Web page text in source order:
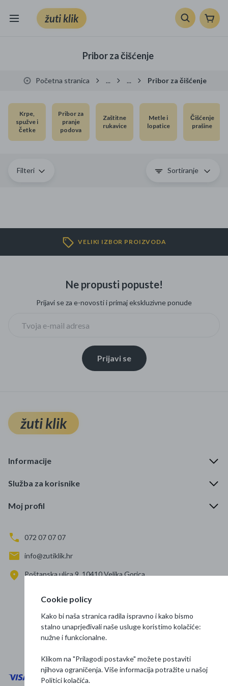
žuti klik
TV, audio i foto
VRT I ALATI
Klik supermarket
Mame i bebe
Najpopularniji proizvodi
Pribor za čišćenje
Početna stranica ... ... Pribor za čišćenje
Krpe,
spužve i
četke
Pribor za
pranje
podova
Zaštitne
rukavice
Metle i
lopatice
Čišćenje
prašine
Filteri Sortiranje
VELIKI IZBOR PROIZVODA
Ne propusti popuste!
Prijavi se za e-novosti i primaj ekskluzivne ponude
Prijavi se
žuti klik
Informacije
Služba za korisnike
Moj profil
072 07 07 07
info@zutiklik.hr
Poštanska ulica 9, 10410 Velika Gorica
Prati nas
Cookie policy
Kako bi naša stranica radila ispravno i kako bismo
stalno unaprjeđivali naše usluge koristimo kolačiće:
nužne i funkcionalne.
Klikom na "Prilagodi postavke" možete postaviti
njihova ograničenja. Više informacija potražite u našoj
Politici kolačića.